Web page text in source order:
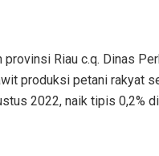
Riau c.q. Dinas
produksi petani rakyat
2022, naik tipis 0,2%